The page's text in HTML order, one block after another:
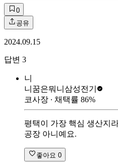
0
공유
2024.09.15
답변 3
니
니꿈은뭐니 삼성전기
코사장 ∙ 채택률 86%
평택이 가장 핵심 생산지
공장 아니예요.
좋아요 0